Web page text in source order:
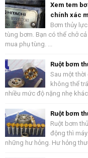
Xem tem
chính xác
Bơm thủy
tùng bơm. Bạn có thể chở
mua phụ tùng. ...
Ruột bơm
Sau một
không thể
nhiều mức độ nặng nhẹ khác
Ruột bơm
Ruột bơm
động thì
những hư hỏng. Hư hỏng